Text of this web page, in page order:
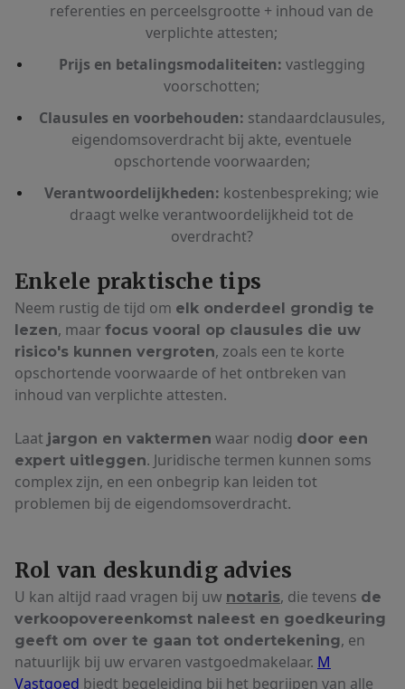
referenties en perceelsgrootte + inhoud van de
verplichte attesten;
Prijs en betalingsmodaliteiten: vastlegging
voorschotten;
Clausules en voorbehouden: standaardclausules,
eigendomsoverdracht bij akte, eventuele
opschortende voorwaarden;
Verantwoordelijkheden: kostenbespreking; wie
draagt welke verantwoordelijkheid tot de
overdracht?
Enkele praktische tips
Neem rustig de tijd om elk onderdeel grondig te
lezen, maar focus vooral op clausules die uw
risico's kunnen vergroten, zoals een te korte
opschortende voorwaarde of het ontbreken van
inhoud van verplichte attesten.
Laat jargon en vaktermen waar nodig door een
expert uitleggen. Juridische termen kunnen soms
complex zijn, en een onbegrip kan leiden tot
problemen bij de eigendomsoverdracht.
Rol van deskundig advies
U kan altijd raad vragen bij uw notaris, die tevens de
verkoopovereenkomst naleest en goedkeuring
geeft om over te gaan tot ondertekening, en
natuurlijk bij uw ervaren vastgoedmakelaar. M
Vastgoed biedt begeleiding bij het begrijpen van alle